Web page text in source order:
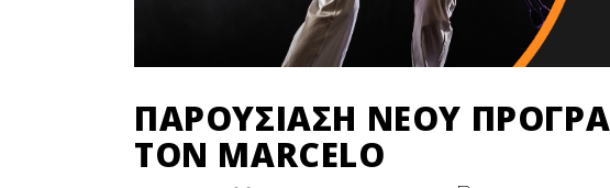
ΠΑΡΟΥΣΊΑΣΗ ΝΈΟΥ
ΤΟΝ MARCELO